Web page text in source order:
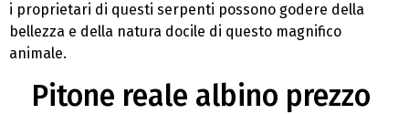
i proprietari di questi serpenti possono godere della
bellezza e della natura docile di questo magnifico
animale.
Pitone reale albino prezzo